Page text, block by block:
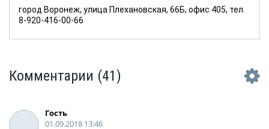
город Воронеж, улица Плехановская, 66Б, офис 405, тел.
8-920-416-00-66
Комментарии (41)
Гость
01.09.2018 13:46